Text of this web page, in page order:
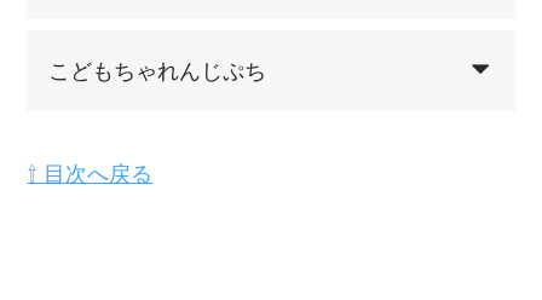
こどもちゃれんじぷち
⇧ 目次へ戻る